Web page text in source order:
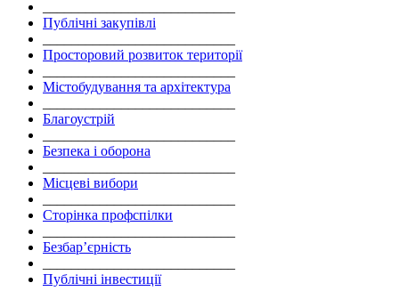
Публічні закупівлі
Просторовий розвиток території
Містобудування та архітектура
Благоустрій
Безпека і оборона
Місцеві вибори
Сторінка профспілки
Безбар’єрність
Публічні інвестиції